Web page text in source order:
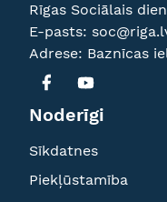
Rīgas Sociālais
E-pasts:
Adrese: Baznīcas
Noderīgi
Sīkdatnes
Piekļūstamība